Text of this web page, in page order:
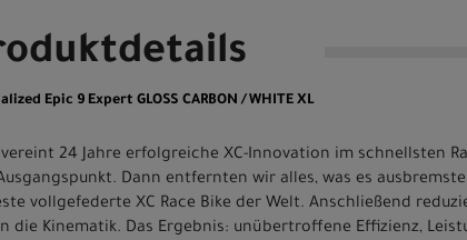
Epic 9 Expert GLOSS CARBON / WHITE XL
vereint 24 Jahre erfolgreiche XC-Innovation im schnellsten
Dann entfernten wir alles, was es
vollgefederte XC Race Bike der Welt. Anschließend
die Kinematik. Das Ergebnis: unübertroffene Effizienz,